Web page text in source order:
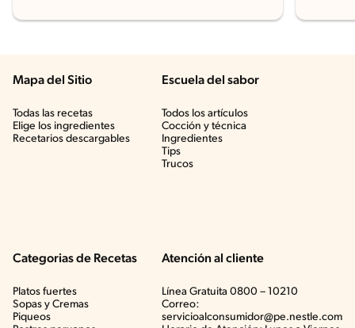
Mapa del Sitio
Todas las recetas
Elige los ingredientes
Recetarios descargables
Escuela del sabor
Todos los artículos
Cocción y técnica
Ingredientes
Tips
Trucos
Categorias de Recetas
Platos fuertes
Sopas y Cremas
Piqueos
Atención al cliente
Línea Gratuita 0800 – 10210
Correo:
servicioalconsumidor@pe.nestle.com